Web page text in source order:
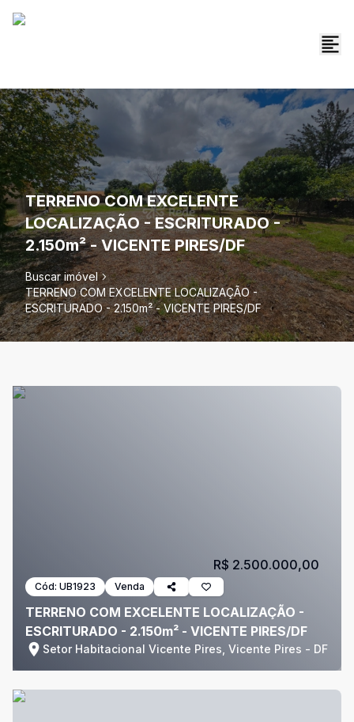
TERRENO COM EXCELENTE
LOCALIZAÇÃO - ESCRITURADO -
2.150m² - VICENTE PIRES/DF
Buscar imóvel
TERRENO COM EXCELENTE LOCALIZAÇÃO -
ESCRITURADO - 2.150m² - VICENTE PIRES/DF
Cód: UB1923 Venda
TERRENO COM EXCELENTE LOCALIZAÇÃO -
ESCRITURADO - 2.150m² - VICENTE PIRES/DF
Setor Habitacional Vicente Pires, Vicente Pires - DF
R$ 2.500.000,00